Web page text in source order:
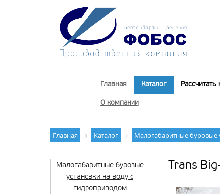
Главная Каталог Рассчитать
О компании
Главная Каталог Малогабаритные буровые
Малогабаритные буровые
установки на воду с
гидроприводом
Trans